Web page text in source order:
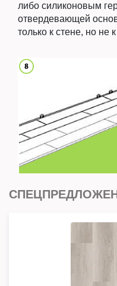
либо силиконовым
отвердевающей
только к стене, но не